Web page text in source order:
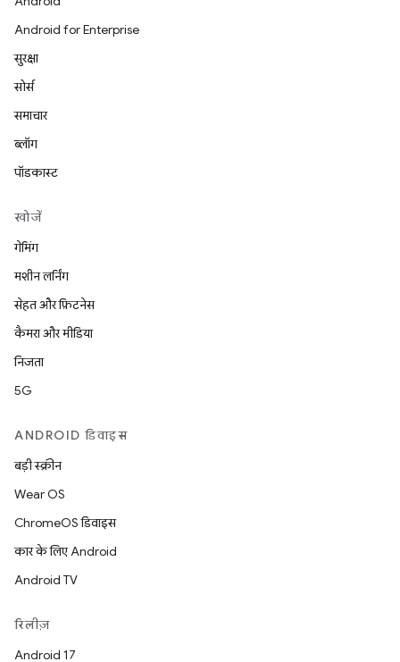
Android for Enterprise
सुरक्षा
सोर्स
समाचार
ब्लॉग
पॉडकास्ट
खोजें
गेमिंग
मशीन लर्निंग
सेहत और फ़िटनेस
कैमरा और मीडिया
निजता
5G
ANDROID डिवाइस
बड़ी स्क्रीन
Wear OS
ChromeOS डिवाइस
कार के लिए Android
Android TV
रिलीज़
Android 17